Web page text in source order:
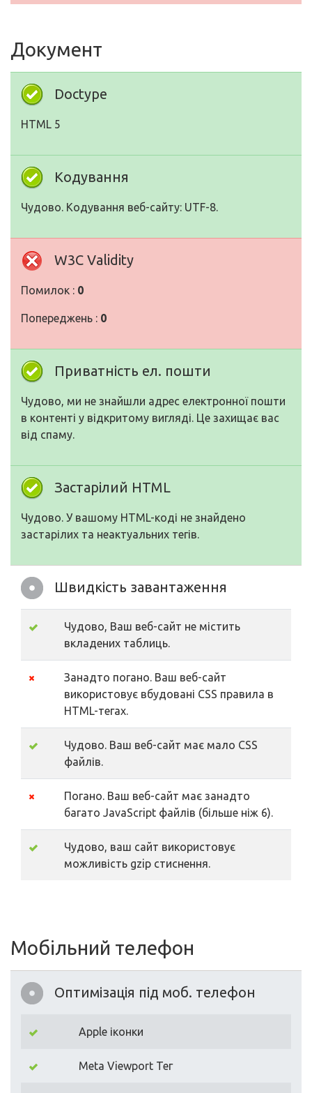
Документ
Doctype
HTML 5
Кодування
Чудово. Кодування веб-сайту: UTF-8.
W3C Validity
Помилок : 0
Попереджень : 0
Приватність ел. пошти
Чудово, ми не знайшли адрес електронної пошти
в контенті у відкритому вигляді. Це захищає вас
від спаму.
Застарілий HTML
Чудово. У вашому HTML-коді не знайдено
застарілих та неактуальних тегів.
Швидкість завантаження
Чудово, Ваш веб-сайт не містить
вкладених таблиць.
Занадто погано. Ваш веб-сайт
використовує вбудовані CSS правила в
HTML-тегах.
Чудово. Ваш веб-сайт має мало CSS
файлів.
Погано. Ваш веб-сайт має занадто
багато JavaScript файлів (більше ніж 6).
Чудово, ваш сайт використовує
можливість gzip стиснення.
Мобільний телефон
Оптимізація під моб. телефон
Apple іконки
Meta Viewport Тег